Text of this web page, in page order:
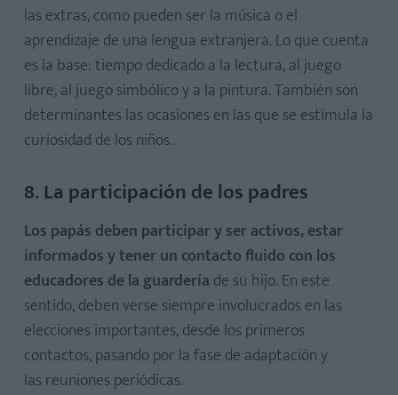
las extras, como pueden ser la música o el
aprendizaje de una lengua extranjera. Lo que cuenta
es la base: tiempo dedicado a la lectura, al juego
libre, al juego simbólico y a la pintura. También son
determinantes las ocasiones en las que se estimula la
curiosidad de los niños.
8. La participación de los padres
Los papás deben participar y ser activos, estar
informados y tener un contacto fluido con los
educadores de la guardería de su hijo. En este
sentido, deben verse siempre involucrados en las
elecciones importantes, desde los primeros
contactos, pasando por la fase de adaptación y
las reuniones periódicas.